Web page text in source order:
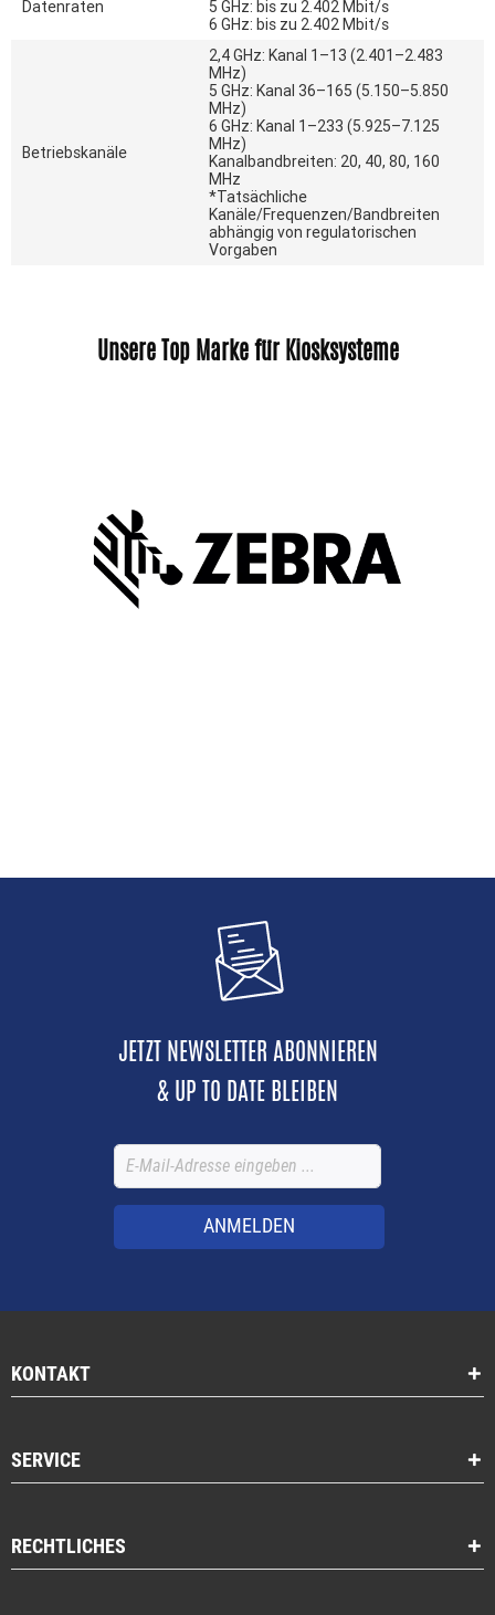
Datenraten
5 GHz: bis zu 2.402 Mbit/s
6 GHz: bis zu 2.402 Mbit/s
Betriebskanäle
2,4 GHz: Kanal 1–13 (2.401–2.483
MHz)
5 GHz: Kanal 36–165 (5.150–5.850
MHz)
6 GHz: Kanal 1–233 (5.925–7.125
MHz)
Kanalbandbreiten: 20, 40, 80, 160
MHz
*Tatsächliche
Kanäle/Frequenzen/Bandbreiten
abhängig von regulatorischen
Vorgaben
Unsere Top Marke für Kiosksysteme
JETZT NEWSLETTER ABONNIEREN
& UP TO DATE BLEIBEN
ANMELDEN
KONTAKT
SERVICE
RECHTLICHES